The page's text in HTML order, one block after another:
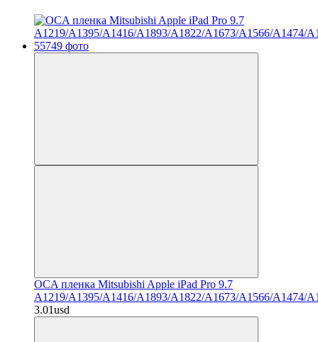
OCA пленка Mitsubishi Apple iPad Pro 9.7
A1219/A1395/A1416/A1893/A1822/A1673/A1566/A1474/
3.01usd